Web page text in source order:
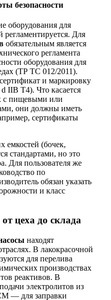
безопасности
оборудования для
регламентируется. Для
обязательным является
регламента
оборудования для
(ТР ТС 012/2011).
и маркировку
IIB T4). Что касается
с пищевыми или
они должны иметь
сертификаты
емкостей (бочек,
стандартами, но это
Для пользователя же
по
обязан указать
и класс
цеха до склада
находят
В лакокрасочной
для перелива
производствах
реактивов. В
электролитов из
— для заправки